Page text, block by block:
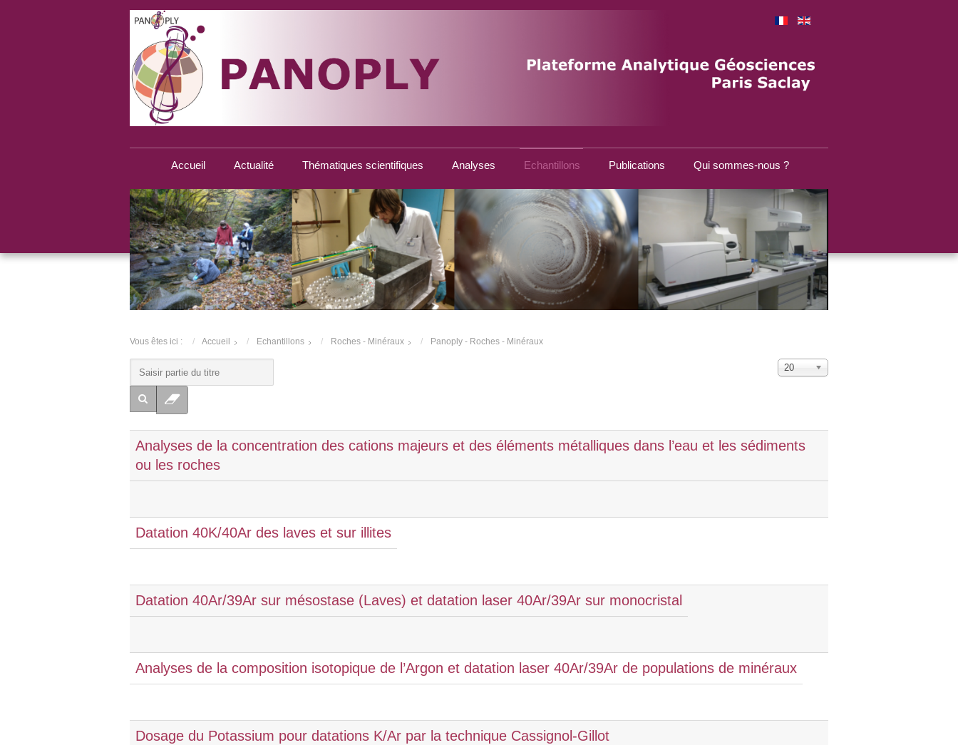
Accueil Actualité Thématiques scientifiques Analyses Echantillons Publications Qui sommes-nous ?
Vous êtes ici : Accueil Echantillons Roches - Minéraux Panoply - Roches - Minéraux
20
Analyses de la concentration des cations majeurs et des éléments métalliques dans l’eau et les sédiments
ou les roches
Datation 40K/40Ar des laves et sur illites
Datation 40Ar/39Ar sur mésostase (Laves) et datation laser 40Ar/39Ar sur monocristal
Analyses de la composition isotopique de l’Argon et datation laser 40Ar/39Ar de populations de minéraux
Dosage du Potassium pour datations K/Ar par la technique Cassignol-Gillot